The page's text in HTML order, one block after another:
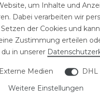
um Inhalte und
Dabei verarbeiten wir
der Cookies und
Zustimmung erteilen
in unserer
Externe Medien
Weitere Einstellungen